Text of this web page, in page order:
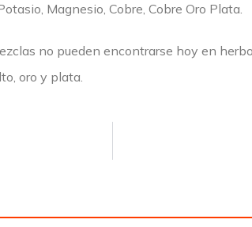
Magnesio, Cobre, Cobre Oro Plata.
no pueden encontrarse hoy en
oro y plata.